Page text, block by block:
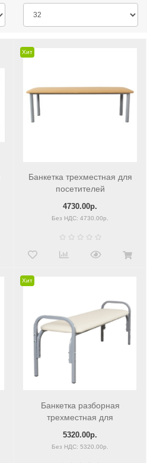
Хит
Банкетка трехместная для
посетителей
4730.00р.
Без НДС: 4730.00р.
Хит
Банкетка разборная
трехместная для
5320.00р.
Без НДС: 5320.00р.